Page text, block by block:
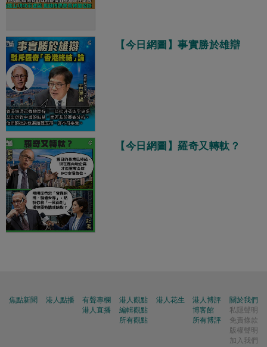
【今日網圖】事實勝於雄辯
【今日網圖】羅奇又轉軚？
焦點新聞 港人點播
有聲專欄
港人直播
港人觀點
編輯觀點
所有觀點
港人花生
港人博評
博客館
所有博評
關於我們
私隱聲明
免責條款
版權聲明
加入我們